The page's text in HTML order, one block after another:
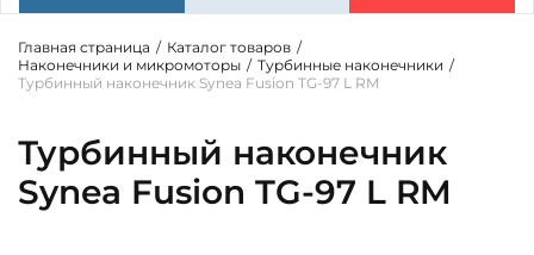
Главная страница / Каталог товаров /
Наконечники и микромоторы / Турбинные наконечники /
Турбинный наконечник Synea Fusion TG-97 L RM
Турбинный наконечник
Synea Fusion TG-97 L RM